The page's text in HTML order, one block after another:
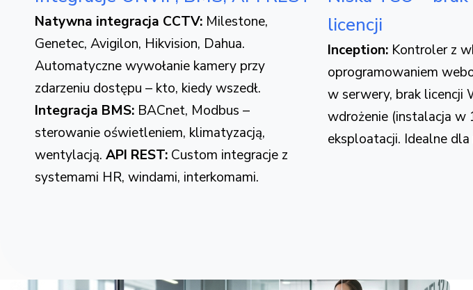
Natywna integracja CCTV: Milestone,
Genetec, Avigilon, Hikvision, Dahua.
Automatyczne wywołanie kamery przy
zdarzeniu dostępu – kto, kiedy wszedł.
Integracja BMS: BACnet, Modbus –
sterowanie oświetleniem, klimatyzacją,
wentylacją. API REST: Custom integracje z
systemami HR, windami, interkomami.
licencji
Inception: Kontroler z
oprogramowaniem
w serwery, brak licencji
wdrożenie (instalacja w
eksploatacji. Idealne dla